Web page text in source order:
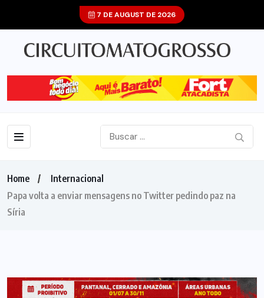
7 DE AUGUST DE 2026
Home
Internacional
Papa volta a enviar mensagens no Twitter pedindo paz na
Síria